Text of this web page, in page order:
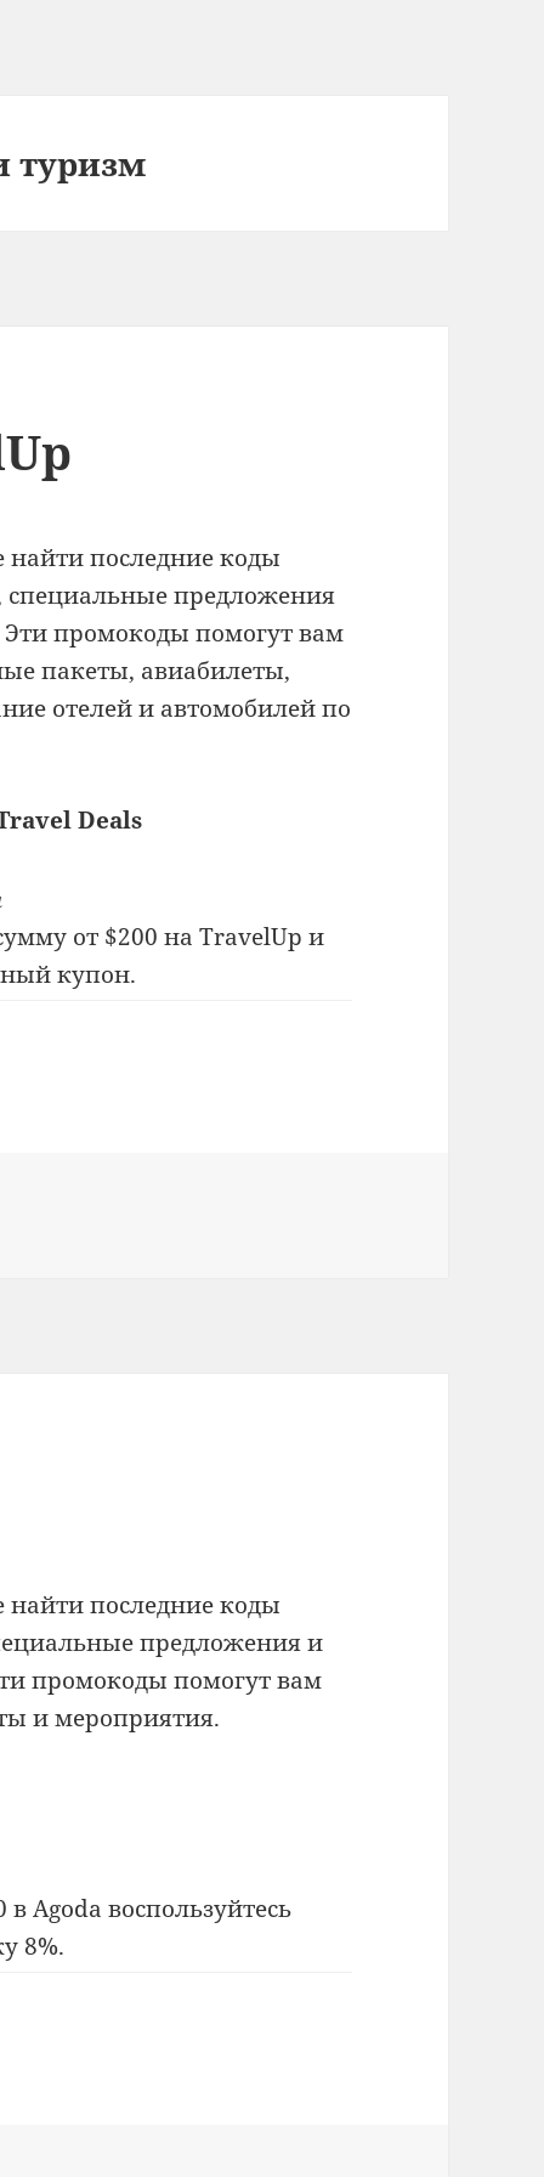
туризм
последние коды
специальные предложения
промокоды помогут вам
пакеты, авиабилеты,
отелей и автомобилей по
Deals
от $200 на TravelUp и
купон.
последние коды
предложения и
промокоды помогут вам
и мероприятия.
Agoda воспользуйтесь
8%.